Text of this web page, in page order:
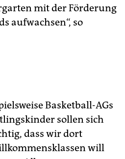
mit der Förderung
aufwachsen“, so
Basketball-AGs
sollen sich
dass wir dort
will